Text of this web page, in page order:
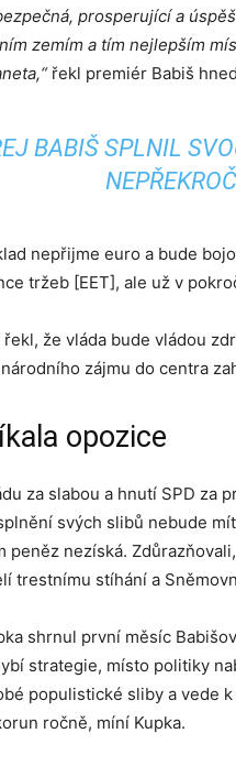
prosperující a
zemím a tím nejlepším
řekl premiér Babiš
BABIŠ SPLNIL
nepřijme euro a bude
tržeb [EET], ale už v
řekl, že vláda bude vládou
zájmu do centra
opozice
za slabou a hnutí SPD za
svých slibů nebude
nezíská.
trestnímu stíhání a
shrnul první měsíc
strategie, místo politiky
populistické sliby a vede
ročně, míní Kupka.